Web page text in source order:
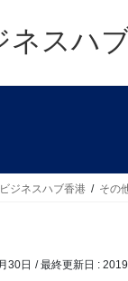
ビジネスハブ香港 その
30日 / 最終更新日 :